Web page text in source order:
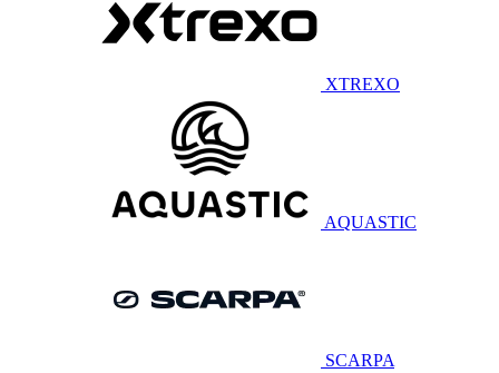
XTREXO
AQUASTIC
SCARPA